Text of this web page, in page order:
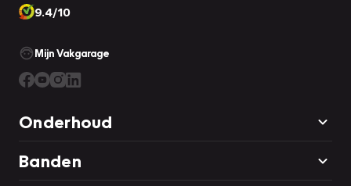
9.4/10
Mijn Vakgarage
Onderhoud
Banden